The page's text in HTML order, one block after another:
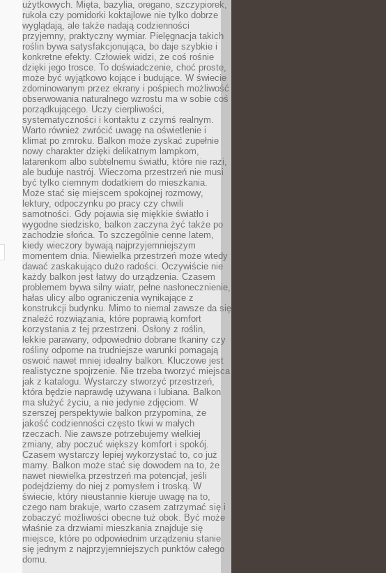
użytkowych. Mięta, bazylia, oregano, szczypiorek,
rukola czy pomidorki koktajlowe nie tylko dobrze
wyglądają, ale także nadają codzienności
przyjemny, praktyczny wymiar. Pielęgnacja takich
roślin bywa satysfakcjonująca, bo daje szybkie i
konkretne efekty. Człowiek widzi, że coś rośnie
dzięki jego trosce. To doświadczenie, choć proste,
może być wyjątkowo kojące i budujące. W świecie
zdominowanym przez ekrany i pośpiech możliwość
obserwowania naturalnego wzrostu ma w sobie coś
porządkującego. Uczy cierpliwości,
systematyczności i kontaktu z czymś realnym.
Warto również zwrócić uwagę na oświetlenie i
klimat po zmroku. Balkon może zyskać zupełnie
nowy charakter dzięki delikatnym lampkom,
latarenkom albo subtelnemu światłu, które nie razi,
ale buduje nastrój. Wieczorna przestrzeń nie musi
być tylko ciemnym dodatkiem do mieszkania.
Może stać się miejscem spokojnej rozmowy,
lektury, odpoczynku po pracy czy chwili
samotności. Gdy pojawia się miękkie światło i
wygodne siedzisko, balkon zaczyna żyć także po
zachodzie słońca. To szczególnie cenne latem,
kiedy wieczory bywają najprzyjemniejszym
momentem dnia. Niewielka przestrzeń może wtedy
dawać zaskakująco dużo radości. Oczywiście nie
każdy balkon jest łatwy do urządzenia. Czasem
problemem bywa silny wiatr, pełne nasłonecznienie,
hałas ulicy albo ograniczenia wynikające z
konstrukcji budynku. Mimo to niemal zawsze da się
znaleźć rozwiązania, które poprawią komfort
korzystania z tej przestrzeni. Osłony z roślin,
lekkie parawany, odpowiednio dobrane tkaniny czy
rośliny odporne na trudniejsze warunki pomagają
oswoić nawet mniej idealny balkon. Kluczowe jest
realistyczne spojrzenie. Nie trzeba tworzyć miejsca
jak z katalogu. Wystarczy stworzyć przestrzeń,
która będzie naprawdę używana i lubiana. Balkon
ma służyć życiu, a nie jedynie zdjęciom. W
szerszej perspektywie balkon przypomina, że
jakość codzienności często tkwi w małych
rzeczach. Nie zawsze potrzebujemy wielkiej
zmiany, aby poczuć większy komfort i spokój.
Czasem wystarczy lepiej wykorzystać to, co już
mamy. Balkon może stać się dowodem na to, że
nawet niewielka przestrzeń ma potencjał, jeśli
podejdziemy do niej z pomysłem i troską. W
świecie, który nieustannie kieruje uwagę na to,
czego nam brakuje, warto czasem zatrzymać się i
zobaczyć możliwości obecne tuż obok. Być może
właśnie za drzwiami mieszkania znajduje się
miejsce, które po odpowiednim urządzeniu stanie
się jednym z najprzyjemniejszych punktów całego
domu.